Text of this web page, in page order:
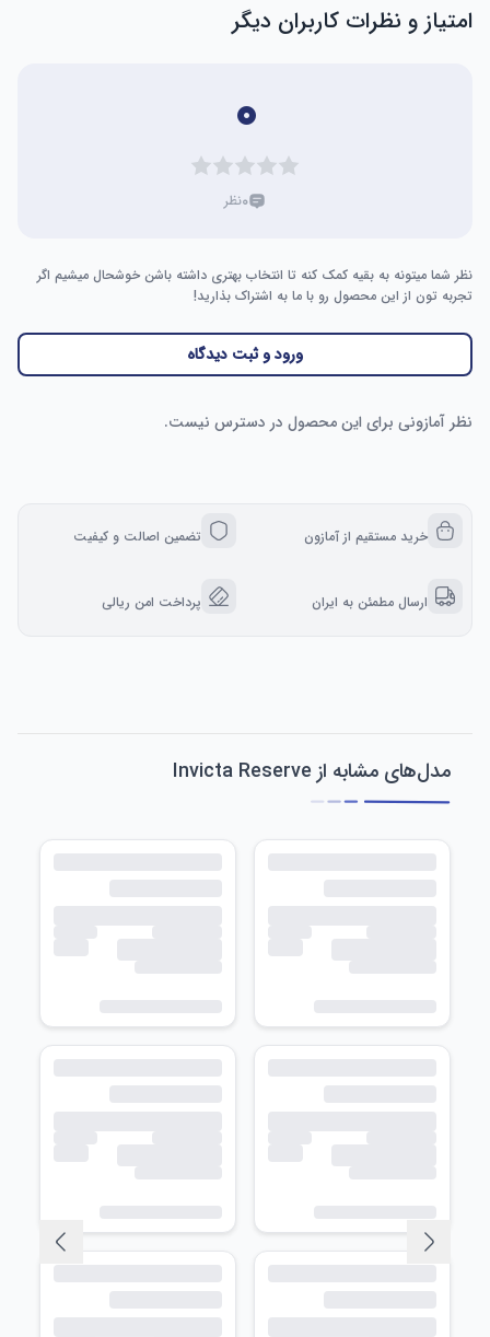
امتیاز و نظرات کاربران دیگر
۰
۰نظر
نظر شما میتونه به بقیه کمک کنه تا انتخاب بهتری داشته باشن خوشحال میشیم اگر
تجربه تون از این محصول رو با ما به اشتراک بذارید!
ورود و ثبت دیدگاه
نظر آمازونی برای این محصول در دسترس نیست.
خرید مستقیم از آمازون تضمین اصالت و کیفیت
ارسال مطمئن به ایران پرداخت امن ریالی
مدل‌های مشابه از Invicta Reserve